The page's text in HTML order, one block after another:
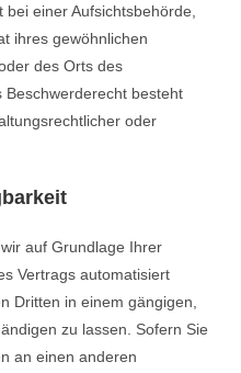
einer Aufsichtsbehörde,
ihres gewöhnlichen
des Orts des
besteht
oder
auf Grundlage Ihrer
Vertrags automatisiert
Dritten in einem gängigen,
zu lassen. Sofern Sie
an einen anderen